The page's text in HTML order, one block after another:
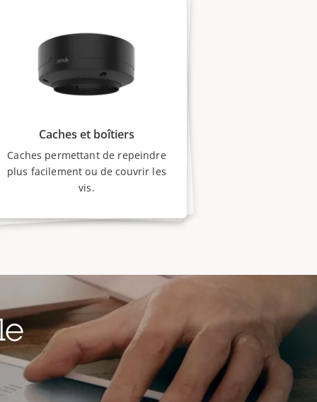
Caches et boîtiers
Caches permettant de repeindre
plus facilement ou de couvrir les
vis.